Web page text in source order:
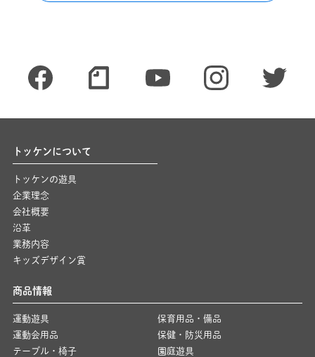
トッケンについて
トッケンの遊具
企業理念
会社概要
沿革
業務内容
キッズデザイン賞
商品情報
運動遊具
運動会用品
テーブル・椅子
保育用品・備品
保健・防災用品
園庭遊具